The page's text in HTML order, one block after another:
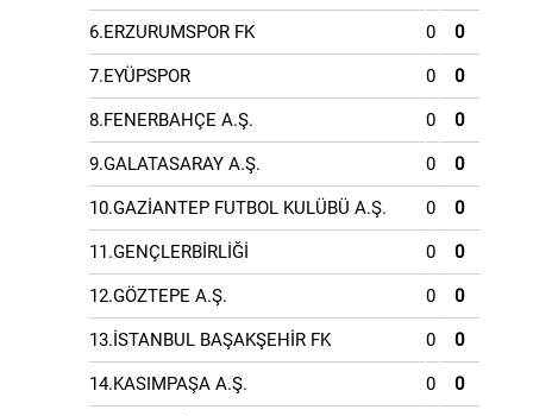
6.ERZURUMSPOR FK 0 0
7.EYÜPSPOR 0 0
8.FENERBAHÇE A.Ş. 0 0
9.GALATASARAY A.Ş. 0 0
10.GAZİANTEP FUTBOL KULÜBÜ A.Ş. 0 0
11.GENÇLERBİRLİĞİ 0 0
12.GÖZTEPE A.Ş. 0 0
13.İSTANBUL BAŞAKŞEHİR FK 0 0
14.KASIMPAŞA A.Ş. 0 0